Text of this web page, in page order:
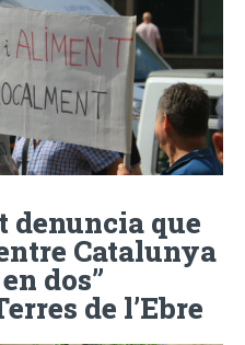
denuncia que
Catalunya
dos”
de l’Ebre